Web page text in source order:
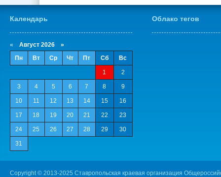
Календарь
« Август 2026 »
Пн
Вт Ср Чт Пт Сб Вс
1 2
3 4 5 6 7 8 9
10 11 12 13 14 15 16
17 18 19 20 21 22 23
24 25 26 27 28 29 30
31
Облако тегов
Copyright © 2013-2025 Ставропольская краевая организация